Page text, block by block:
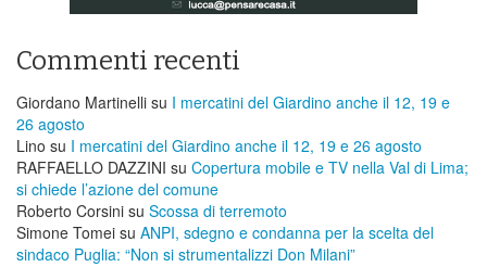
Commenti recenti
Giordano Martinelli su I mercatini del Giardino anche il 12, 19 e
26 agosto
Lino su I mercatini del Giardino anche il 12, 19 e 26 agosto
RAFFAELLO DAZZINI su ​Copertura mobile e TV nella Val di Lima;
si chiede l’azione del comune
Roberto Corsini su Scossa di terremoto
Simone Tomei su ANPI, sdegno e condanna per la scelta del
sindaco Puglia: “Non si strumentalizzi Don Milani”